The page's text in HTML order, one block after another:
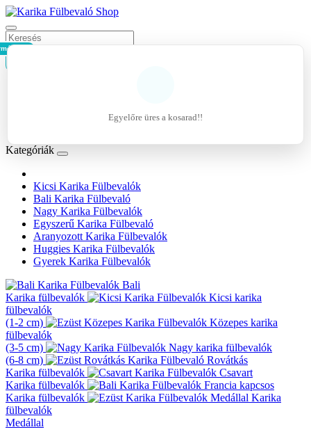
- 0Ft
Egyelőre üres a kosarad!!
Kategóriák
Kicsi Karika Fülbevalók
Bali Karika Fülbevaló
Nagy Karika Fülbevalók
Egyszerű Karika Fülbevaló
Aranyozott Karika Fülbevalók
Huggies Karika Fülbevalók
Gyerek Karika Fülbevalók
Bali
Karika fülbevalók
Kicsi karika
fülbevalók
(1-2 cm)
Közepes karika
fülbevalók
(3-5 cm)
Nagy karika fülbevalók
(6-8 cm)
Rovátkás
Karika fülbevalók
Csavart
Karika fülbevalók
Francia kapcsos
Karika fülbevalók
Karika
fülbevalók
Medállal